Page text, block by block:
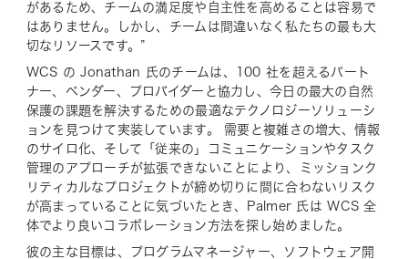
があるため、チームの満足度や自主性を高めることは容易で
はありません。しかし、チームは間違いなく私たちの最も大
切なリソースです。”
WCS の Jonathan 氏のチームは、100 社を超えるパート
ナー、ベンダー、プロバイダーと協力し、今日の最大の自然
保護の課題を解決するための最適なテクノロジーソリューシ
ョンを見つけて実装しています。 需要と複雑さの増大、情報
のサイロ化、そして「従来の」コミュニケーションやタスク
管理のアプローチが拡張できないことにより、ミッションク
リティカルなプロジェクトが締め切りに間に合わないリスク
が高まっていることに気づいたとき、Palmer 氏は WCS 全
体でより良いコラボレーション方法を探し始めました。
彼の主な目標は、プログラムマネージャー、ソフトウェア開